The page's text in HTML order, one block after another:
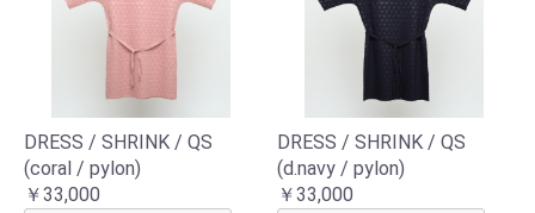
DRESS / SHRINK / QS
(coral / pylon)
￥33,000
DRESS / SHRINK / QS
(d.navy / pylon)
￥33,000